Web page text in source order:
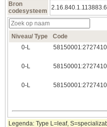
Bron
codesysteem
Niveau/ Type Code
0‑L
0‑L
0‑L
Legenda: Type L=leaf,